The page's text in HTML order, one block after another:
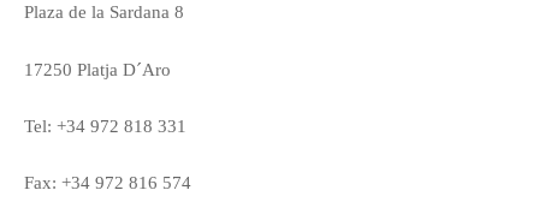
Plaza de la Sardana 8
17250 Platja D´Aro
Tel: +34 972 818 331
Fax: +34 972 816 574